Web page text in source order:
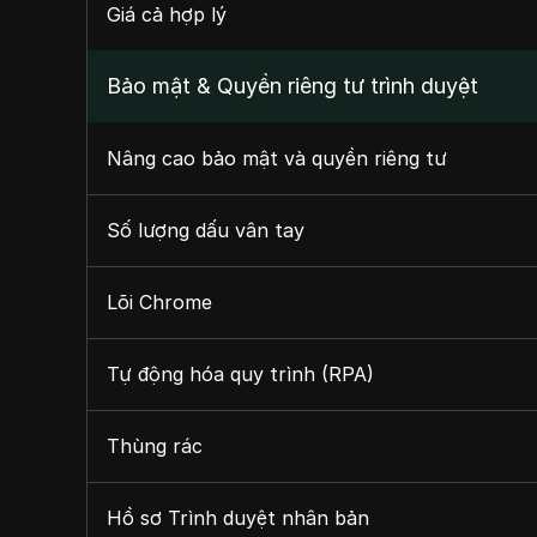
Giá cả hợp lý
Bảo mật & Quyền riêng tư trình duyệt
Nâng cao bảo mật và quyền riêng tư
Số lượng dấu vân tay
Lõi Chrome
Tự động hóa quy trình (RPA)
Thùng rác
Hồ sơ Trình duyệt nhân bản